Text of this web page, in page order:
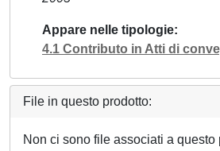
Appare nelle tipologie
4.1 Contributo in Atti di
File in questo prodotto:
Non ci sono file associati a questo